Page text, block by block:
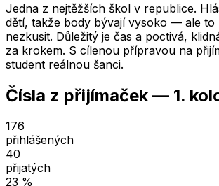
Jedna z nejtěžších škol v republice.
dětí, takže body bývají vysoko — ale to
nezkusit. Důležitý je čas a poctivá,
za krokem. S cílenou přípravou na
student reálnou šanci.
Čísla z přijímaček — 1.
176
přihlášených
40
přijatých
23 %